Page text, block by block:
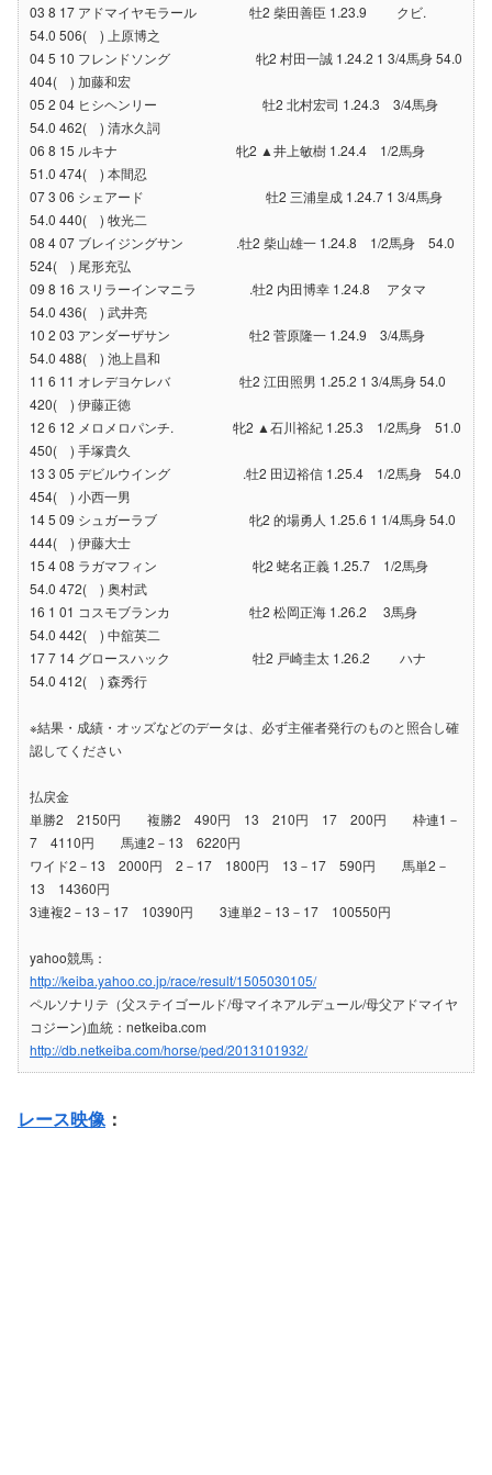
03 8 17 アドマイヤモラール 牡2 柴田善臣 1.23.9 クビ.
54.0 506( ) 上原博之
04 5 10 フレンドソング 牝2 村田一誠 1.24.2 1 3/4馬身 54.0
404( ) 加藤和宏
05 2 04 ヒシヘンリー 牡2 北村宏司 1.24.3 3/4馬身
54.0 462( ) 清水久詞
06 8 15 ルキナ 牝2 ▲井上敏樹 1.24.4 1/2馬身
51.0 474( ) 本間忍
07 3 06 シェアード 牡2 三浦皇成 1.24.7 1 3/4馬身
54.0 440( ) 牧光二
08 4 07 ブレイジングサン .牡2 柴山雄一 1.24.8 1/2馬身 54.0
524( ) 尾形充弘
09 8 16 スリラーインマニラ .牡2 内田博幸 1.24.8 アタマ
54.0 436( ) 武井亮
10 2 03 アンダーザサン 牡2 菅原隆一 1.24.9 3/4馬身
54.0 488( ) 池上昌和
11 6 11 オレデヨケレバ 牡2 江田照男 1.25.2 1 3/4馬身 54.0
420( ) 伊藤正徳
12 6 12 メロメロパンチ. 牝2 ▲石川裕紀 1.25.3 1/2馬身 51.0
450( ) 手塚貴久
13 3 05 デビルウイング .牡2 田辺裕信 1.25.4 1/2馬身 54.0
454( ) 小西一男
14 5 09 シュガーラブ 牝2 的場勇人 1.25.6 1 1/4馬身 54.0
444( ) 伊藤大士
15 4 08 ラガマフィン 牝2 蛯名正義 1.25.7 1/2馬身
54.0 472( ) 奥村武
16 1 01 コスモブランカ 牡2 松岡正海 1.26.2 3馬身
54.0 442( ) 中舘英二
17 7 14 グロースハック 牡2 戸崎圭太 1.26.2 ハナ
54.0 412( ) 森秀行
※結果・成績・オッズなどのデータは、必ず主催者発行のものと照合し確
認してください
払戻金
単勝2 2150円 複勝2 490円 13 210円 17 200円 枠連1－
7 4110円 馬連2－13 6220円
ワイド2－13 2000円 2－17 1800円 13－17 590円 馬単2－
13 14360円
3連複2－13－17 10390円 3連単2－13－17 100550円
yahoo競馬：
http://keiba.yahoo.co.jp/race/result/1505030105/
ペルソナリテ（父ステイゴールド/母マイネアルデュール/母父アドマイヤ
コジーン)血統：netkeiba.com
http://db.netkeiba.com/horse/ped/2013101932/
レース映像：